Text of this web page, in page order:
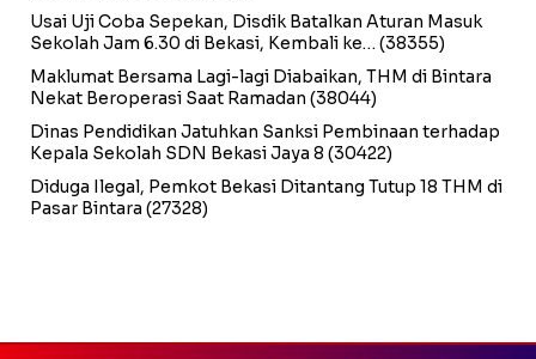
Usai Uji Coba Sepekan, Disdik Batalkan Aturan Masuk
Sekolah Jam 6.30 di Bekasi, Kembali ke… (38355)
Maklumat Bersama Lagi-lagi Diabaikan, THM di Bintara
Nekat Beroperasi Saat Ramadan (38044)
Dinas Pendidikan Jatuhkan Sanksi Pembinaan terhadap
Kepala Sekolah SDN Bekasi Jaya 8 (30422)
Diduga Ilegal, Pemkot Bekasi Ditantang Tutup 18 THM di
Pasar Bintara (27328)